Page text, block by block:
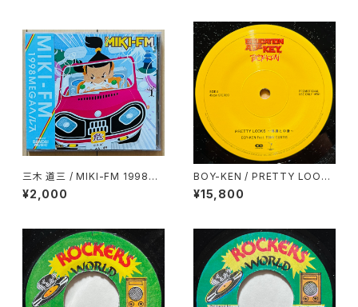
三木 道三 / MIKI-FM 1998ME
GAヘルス
¥2,000
BOY-KEN / PRETTY LOOKS
(外身と中身)
¥15,800